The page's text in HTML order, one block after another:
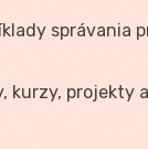
správania
kurzy, projekty